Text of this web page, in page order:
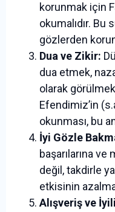
korunmak için
okumalıdır. Bu
gözlerden
Dua ve Zikir:
dua etmek,
olarak
Efendimiz’in
okunması, bu
İyi Gözle
başarılarına ve
değil, takdirle
etkisinin
Alışveriş ve